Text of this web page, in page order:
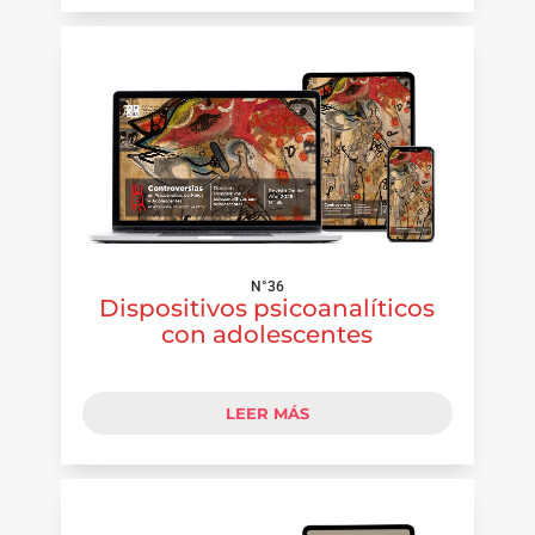
N°36
Dispositivos psicoanalíticos
con adolescentes
LEER MÁS